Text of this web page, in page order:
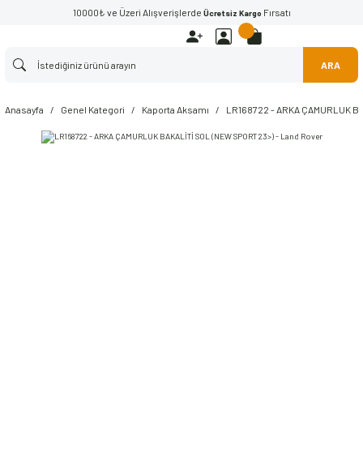
10000₺ ve Üzeri Alışverişlerde Ücretsiz Kargo Fırsatı
ARA
Anasayfa Genel Kategori Kaporta Aksamı LR168722 - ARKA ÇAMURLUK